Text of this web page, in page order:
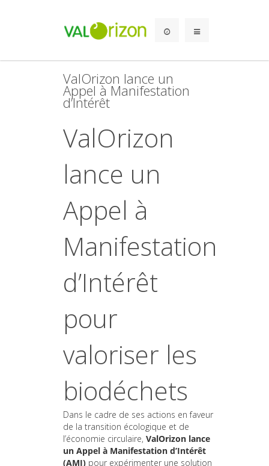
ValOrizon lance un
Appel à Manifestation
d’Intérêt
ValOrizon
lance un
Appel à
Manifestation
d’Intérêt
pour
valoriser les
biodéchets
Dans le cadre de ses actions en faveur
de la transition écologique et de
l’économie circulaire, ValOrizon lance
un Appel à Manifestation d’Intérêt
(AMI) pour expérimenter une solution